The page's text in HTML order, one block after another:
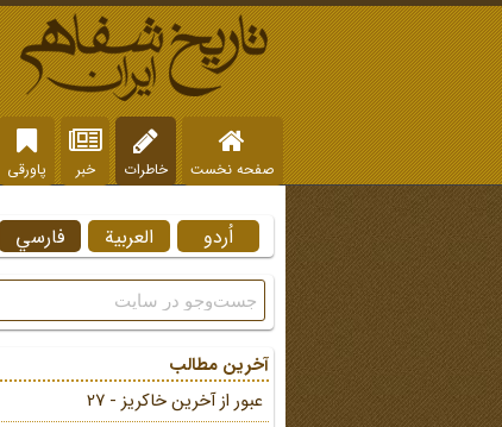
صفحه نخست خاطرات خبر پاورقی
فارسي العربية اُردو
آخرین مطالب
عبور از آخرین خاکریز - 27